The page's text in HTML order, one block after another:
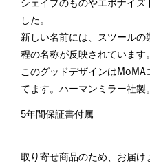
シェイプのものやエボナイズ
した。
新しい名前には、スツール
程の名称が反映されています。
このグッドデザインは
てます。ハーマンミラー社製。
5年間保証書付属
取り寄せ商品のため、お届